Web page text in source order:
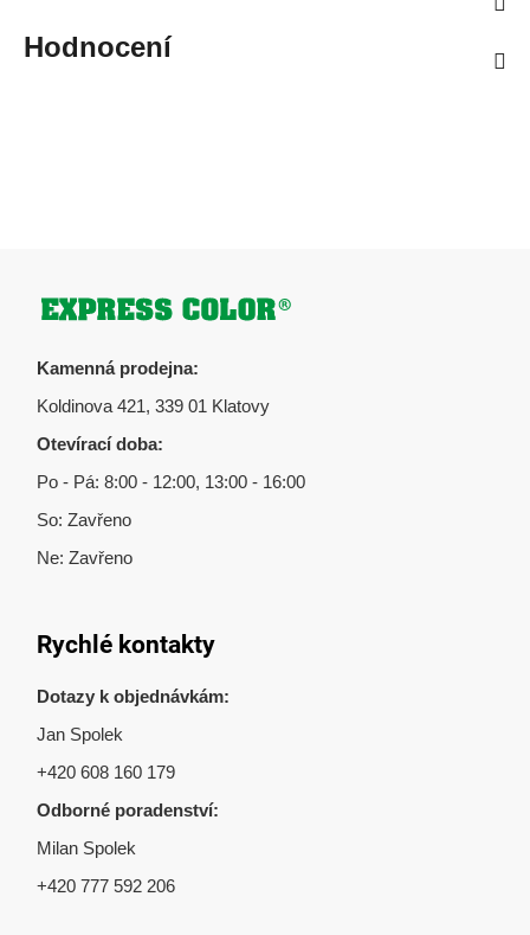
Hodnocení
Zápatí
Kamenná prodejna:
Koldinova 421, 339 01 Klatovy
Otevírací doba:
Po - Pá: 8:00 - 12:00, 13:00 - 16:00
So: Zavřeno
Ne: Zavřeno
Rychlé kontakty
Dotazy k objednávkám:
Jan Spolek
+420 608 160 179
Odborné poradenství:
Milan Spolek
+420 777 592 206